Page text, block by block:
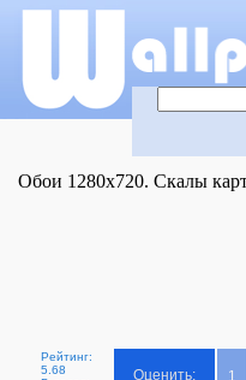
Обои 1280x720. Скалы
Рейтинг:
5.68
Оценить: 1